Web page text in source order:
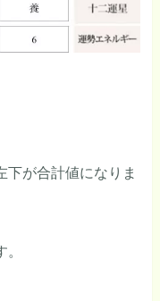
下が合計値になりま